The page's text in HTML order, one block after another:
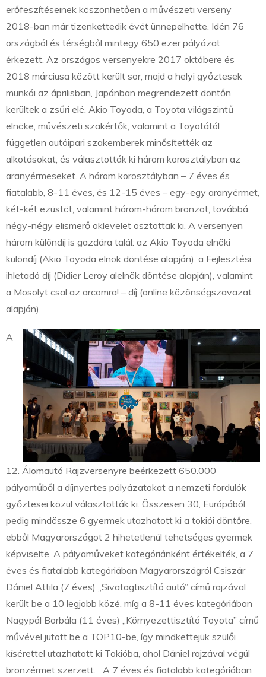
erőfeszítéseinek köszönhetően a művészeti verseny
2018-ban már tizenkettedik évét ünnepelhette. Idén 76
országból és térségből mintegy 650 ezer pályázat
érkezett. Az országos versenyekre 2017 októbere és
2018 márciusa között került sor, majd a helyi győztesek
munkái az áprilisban, Japánban megrendezett döntőn
kerültek a zsűri elé. Akio Toyoda, a Toyota világszintű
elnöke, művészeti szakértők, valamint a Toyotától
független autóipari szakemberek minősítették az
alkotásokat, és választották ki három korosztályban az
aranyérmeseket. A három korosztályban – 7 éves és
fiatalabb, 8-11 éves, és 12-15 éves – egy-egy aranyérmet,
két-két ezüstöt, valamint három-három bronzot, továbbá
négy-négy elismerő oklevelet osztottak ki. A versenyen
három különdíj is gazdára talál: az Akio Toyoda elnöki
különdíj (Akio Toyoda elnök döntése alapján), a Fejlesztési
ihletadó díj (Didier Leroy alelnök döntése alapján), valamint
a Mosolyt csal az arcomra! – díj (online közönségszavazat
alapján).
A
12. Álomautó Rajzversenyre beérkezett 650.000
pályaműből a díjnyertes pályázatokat a nemzeti fordulók
győztesei közül választották ki. Összesen 30, Európából
pedig mindössze 6 gyermek utazhatott ki a tokiói döntőre,
ebből Magyarországot 2 hihetetlenül tehetséges gyermek
képviselte. A pályaműveket kategóriánként értékelték, a 7
éves és fiatalabb kategóriában Magyarországról Csiszár
Dániel Attila (7 éves) „Sivatagtisztító autó” című rajzával
került be a 10 legjobb közé, míg a 8-11 éves kategóriában
Nagypál Borbála (11 éves) „Környezettisztító Toyota” című
művével jutott be a TOP10-be, így mindkettejük szülői
kísérettel utazhatott ki Tokióba, ahol Dániel rajzával végül
bronzérmet szerzett. A 7 éves és fiatalabb kategóriában